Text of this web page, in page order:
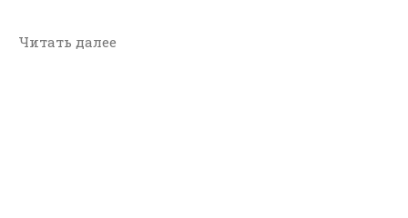
Читать далее